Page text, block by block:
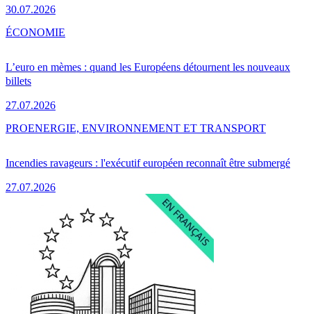
30.07.2026
L’euro en mèmes : quand les Européens détournent les nouveaux
billets
27.07.2026
ÉCONOMIE
Incendies ravageurs : l'exécutif européen reconnaît être submergé
27.07.2026
PROENERGIE, ENVIRONNEMENT ET TRANSPORT